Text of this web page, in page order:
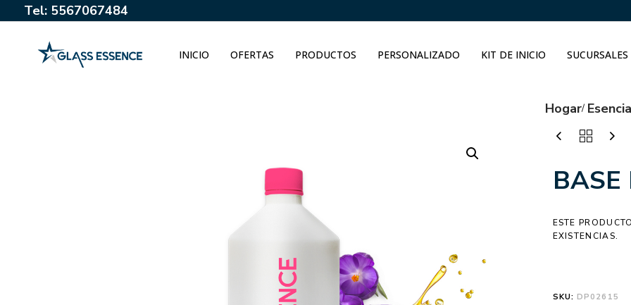
Tel: 5567067484
INICIO OFERTAS PRODUCTOS PERSONALIZADO KIT DE INICIO SUCURSALES
Hogar
ESTE
EXISTENCIAS.
SKU: DP02615